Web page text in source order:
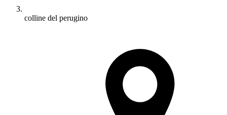
colline del perugino